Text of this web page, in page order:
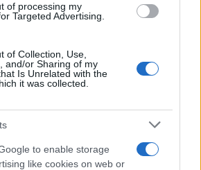
of processing my
Targeted Advertising.
of Collection, Use,
and/or Sharing of my
Is Unrelated with the
it was collected.
to enable storage
like cookies on web or
W
at
s
A
p
S
a
re
Articolo precedente
articolo